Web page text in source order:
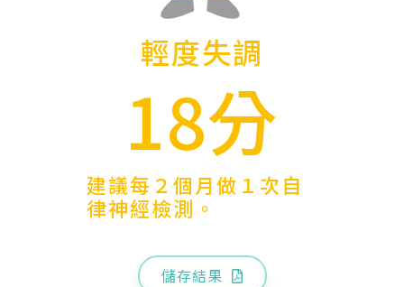
輕度失調
18分
建議每２個月做１次自
律神經檢測。
儲存結果